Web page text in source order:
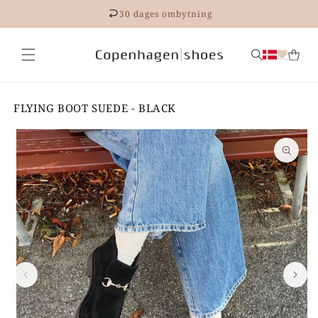
30 dages ombytning
FLYING BOOT SUEDE - BLACK
til